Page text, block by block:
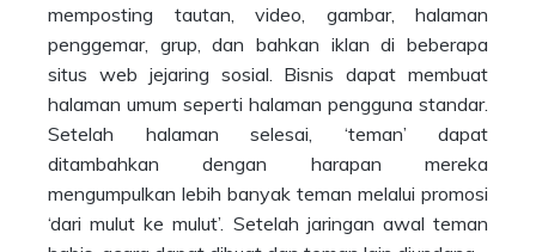
memposting tautan, video, gambar, halaman
penggemar, grup, dan bahkan iklan di beberapa
situs web jejaring sosial. Bisnis dapat membuat
halaman umum seperti halaman pengguna standar.
Setelah halaman selesai, ‘teman’ dapat
ditambahkan dengan harapan mereka
mengumpulkan lebih banyak teman melalui promosi
‘dari mulut ke mulut’. Setelah jaringan awal teman